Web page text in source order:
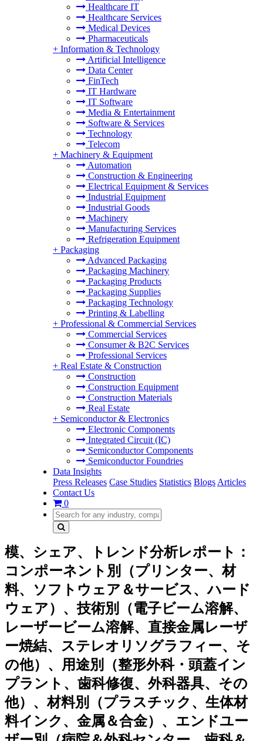
Healthcare IT
Healthcare Services
Medical Devices
Pharmaceuticals
+ Information & Technology
Artificial Intelligence
Data Center
FinTech
IT Hardware
IT Software
Media & Entertainment
Software & Services
Technology
Telecom
+ Machinery & Equipment
Automation
Construction & Engineering
Electrical Equipment & Services
Industrial Equipment
Industrial Goods
Machinery
Manufacturing Services
Refrigeration Equipment
+ Packaging
Advanced Packaging
Packaging Machinery
Packaging Products
Packaging Supplies
Packaging Technology
Printing & Labelling
+ Professional & Commercial Services
Commercial Services
Consumer & B2C Services
Professional Services
+ Real Estate & Construction
Construction
Construction Equipment
Construction Materials
Real Estate
+ Semiconductor & Electronics
Electronic Components
Integrated Circuit (IC)
Semiconductor Components
Semiconductor Foundries
Data Insights
Press Releases Case Studies Statistics Blogs Articles
Contact Us
0
模、シェア、トレンド分析レポート：
コンポーネント別（プリンター、材
料、ソフトウェア＆サービス、ハード
ウェア）、技術別（電子ビーム溶解、
レーザービーム溶解、直接金属レーザ
ー焼結、ステレオリソグラフィー、そ
の他）、用途別（整形外科・頭蓋イン
プラント、歯科修復、外科器具、その
他）、材料別（プラスチック、生体材
料インク、金属＆合金）、エンドユー